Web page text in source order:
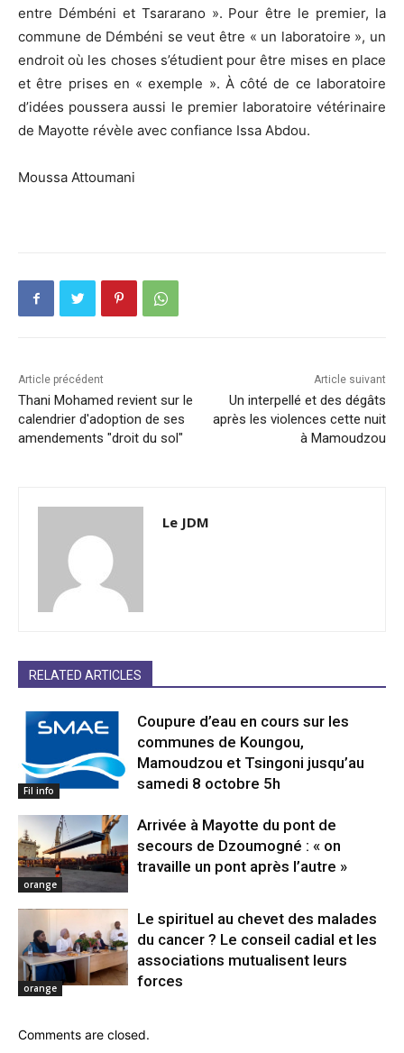
entre Démbéni et Tsararano ». Pour être le premier, la
commune de Démbéni se veut être « un laboratoire », un
endroit où les choses s’étudient pour être mises en place
et être prises en « exemple ». À côté de ce laboratoire
d’idées poussera aussi le premier laboratoire vétérinaire
de Mayotte révèle avec confiance Issa Abdou.
Moussa Attoumani
Article précédent
Thani Mohamed revient sur le
calendrier d'adoption de ses
amendements "droit du sol"
Article suivant
Un interpellé et des dégâts
après les violences cette nuit
à Mamoudzou
Le JDM
RELATED ARTICLES
Fil info
Coupure d’eau en cours sur les
communes de Koungou,
Mamoudzou et Tsingoni jusqu’au
samedi 8 octobre 5h
orange
Arrivée à Mayotte du pont de
secours de Dzoumogné : « on
travaille un pont après l’autre »
orange
Le spirituel au chevet des malades
du cancer ? Le conseil cadial et les
associations mutualisent leurs
forces
Comments are closed.